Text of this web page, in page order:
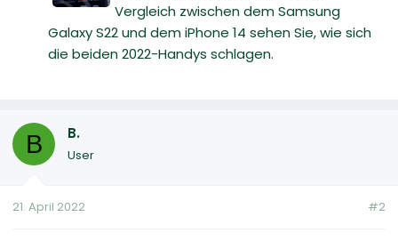
Vergleich zwischen dem Samsung
Galaxy S22 und dem iPhone 14 sehen Sie, wie sich
die beiden 2022-Handys schlagen.
B B.
User
21. April 2022 #2